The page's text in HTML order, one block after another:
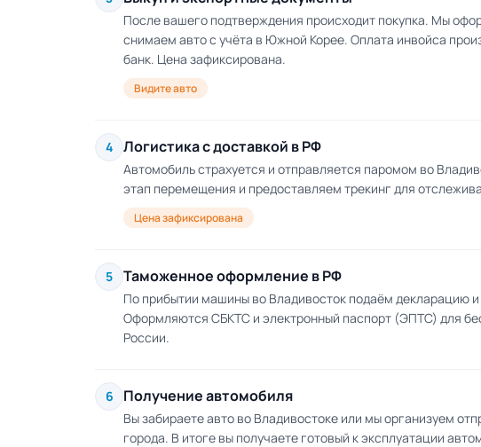
После вашего подтверждения происходит покупка. Мы
снимаем авто с учёта в Южной Корее. Оплата инвойса
банк. Цена зафиксирована.
Видите авто
4 Логистика с доставкой в РФ
Автомобиль страхуется и отправляется паромом во
этап перемещения и предоставляем трекинг для
Цена зафиксирована
5 Таможенное оформление в РФ
По прибытии машины во Владивосток подаём декларацию
Оформляются СБКТС и электронный паспорт (ЭПТС) для
России.
6 Получение автомобиля
Вы забираете авто во Владивостоке или мы организуем
города. В итоге вы получаете готовый к эксплуатации